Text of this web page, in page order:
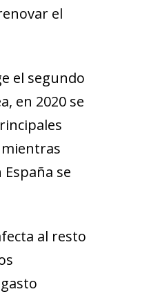
el
el segundo
en 2020 se
mientras
se
al resto